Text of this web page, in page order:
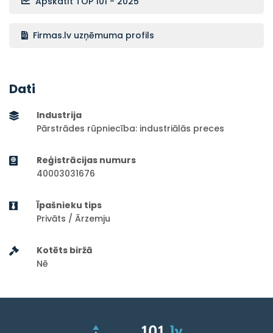
Firmas.lv uzņēmuma profils
Dati
Industrija
Pārstrādes rūpniecība: industriālās preces
Reģistrācijas numurs
40003031676
Īpašnieku tips
Privāts / Ārzemju
Kotēts biržā
Nē